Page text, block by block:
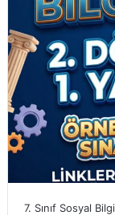
7. Sınıf Sosyal